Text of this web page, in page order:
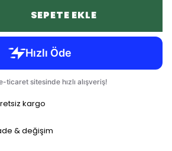
SEPETE EKLE
kargo
& değişim